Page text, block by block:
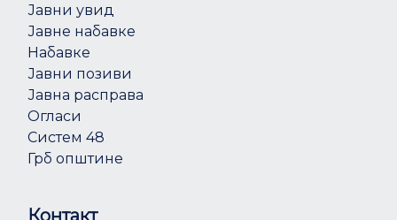
Јавни увид
Јавне набавке
Набавке
Јавни позиви
Јавна расправа
Огласи
Систем 48
Грб општине
Контакт